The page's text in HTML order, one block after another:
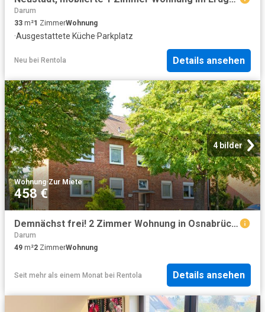
Darum
33 m²1 ZimmerWohnung
·Ausgestattete Küche·Parkplatz
Neu bei Rentola Details ansehen
4 bilder
Wohnung·Zur Miete
458 €
Demnächst frei! 2 Zimmer Wohnung in Osnabrück OS Schinkel
Darum
49 m²2 ZimmerWohnung
Seit mehr als einem Monat bei Rentola Details ansehen